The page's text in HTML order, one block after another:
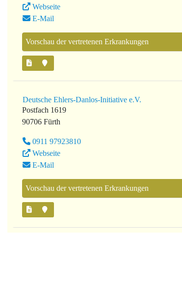
Webseite
E-Mail
Vorschau der vertretenen Erkrankungen
Deutsche Ehlers-Danlos-Initiative e.V.
Postfach 1619
90706 Fürth
0911 97923810
Webseite
E-Mail
Vorschau der vertretenen Erkrankungen